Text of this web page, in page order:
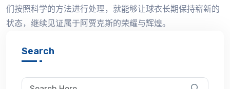
们按照科学的方法进行处理，就能够让球衣长期保持崭新的
状态，继续见证属于阿贾克斯的荣耀与辉煌。
Search